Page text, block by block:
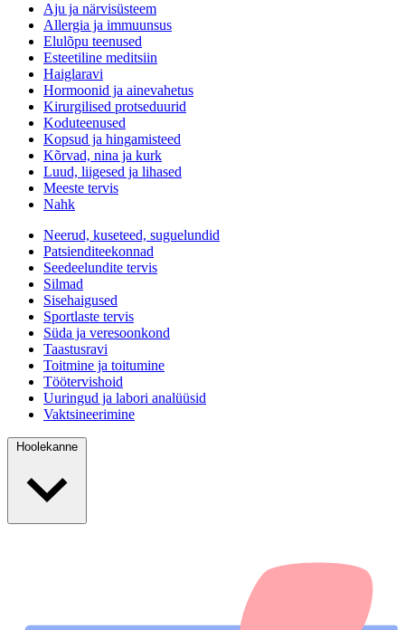
Aju ja närvisüsteem
Allergia ja immuunsus
Elulõpu teenused
Esteetiline meditsiin
Haiglaravi
Hormoonid ja ainevahetus
Kirurgilised protseduurid
Koduteenused
Kopsud ja hingamisteed
Kõrvad, nina ja kurk
Luud, liigesed ja lihased
Meeste tervis
Nahk
Neerud, kuseteed, suguelundid
Patsienditeekonnad
Seedeelundite tervis
Silmad
Sisehaigused
Sportlaste tervis
Süda ja veresoonkond
Taastusravi
Toitmine ja toitumine
Töötervishoid
Uuringud ja labori analüüsid
Vaktsineerimine
Hoolekanne